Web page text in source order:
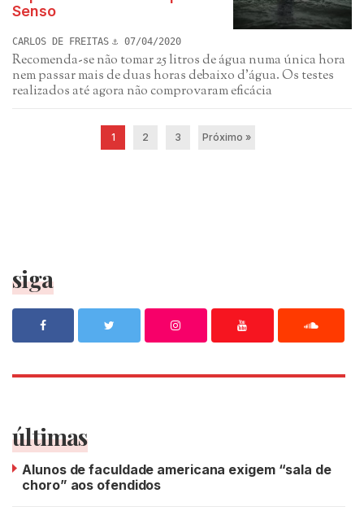
Senso
CARLOS DE FREITAS 07/04/2020
Recomenda-se não tomar 25 litros de água numa única hora
nem passar mais de duas horas debaixo d'água. Os testes
realizados até agora não comprovaram eficácia
1 2 3 Próximo »
siga
últimas
Alunos de faculdade americana exigem “sala de
choro” aos ofendidos